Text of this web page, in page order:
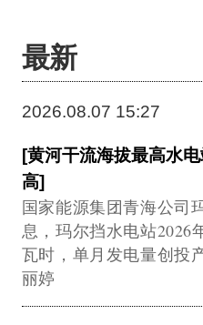
最新
2026.08.07 15:27
[黄河干流海拔最高水
高]
国家能源集团青海公司
息，玛尔挡水电站2026
瓦时，单月发电量创投
丽婷